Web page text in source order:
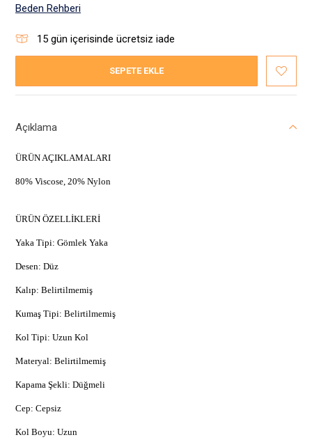
Beden Rehberi
15 gün içerisinde ücretsiz iade
SEPETE EKLE
Açıklama
ÜRÜN AÇIKLAMALARI
80% Viscose, 20% Nylon
ÜRÜN ÖZELLİKLERİ
Yaka Tipi: Gömlek Yaka
Desen: Düz
Kalıp: Belirtilmemiş
Kumaş Tipi: Belirtilmemiş
Kol Tipi: Uzun Kol
Materyal: Belirtilmemiş
Kapama Şekli: Düğmeli
Cep: Cepsiz
Kol Boyu: Uzun